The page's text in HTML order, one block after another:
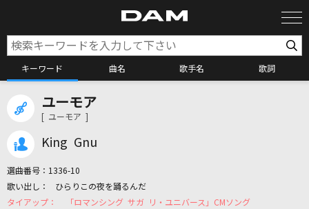
キーワード 曲名 歌手名 歌詞
カラオケリクエスト
ユーモア
[ ユーモア ]
King Gnu
選曲番号： 1336-10
ひらりこの夜を踊るんだ
「ロマンシング サガ リ・ユニバース」CMソング